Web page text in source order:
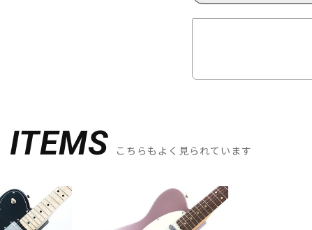
ITEMS こちらもよく見られています